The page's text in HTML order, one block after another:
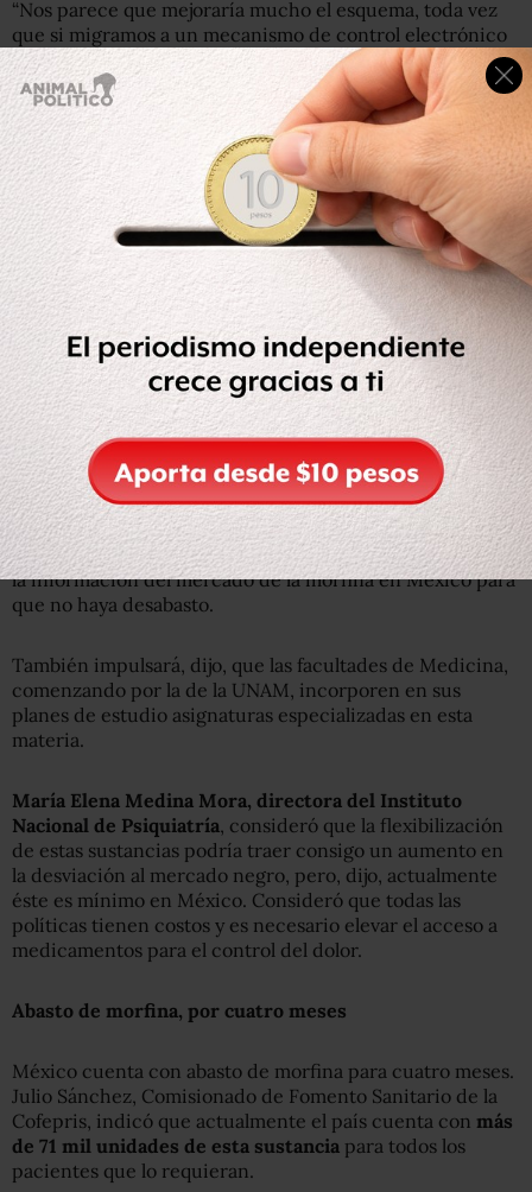
“Nos parece que mejoraría mucho el esquema, toda vez
que si migramos a un mecanismo de control electrónico
de libros vamos a incrementar nuestra capacidad de
revisión tanto en horas administrativas para entregar los
libros como para las actividades de auditoría sanitaria…
En horas utilizadas por la autoridad para hacer los
balances de los libros electrónicos, nos vamos a ahorrar la
mitad de horas administrativas a efecto de hacer los
balances de los libros, esto va a redundar desde luego en
más acceso”, indicó.
Según Arriola, de implementar esta estrategia,México se
convertirá en uno de los pocos países que contaría con
libros de control electrónicos, junto conCosta Rica y
España
, que ya lo hacen y dijo, tienen un mayor acceso a
morfina que México.
Indicó que actualmente se desconoce la cantidad de
productores de morfina en el mercado, las existencias de
producto y su capacidad productiva, así como del
número de farmacias autorizadas para comercializarla,
por la queCofepris creará un directorioque centralice
la información del mercado de la morfina en México para
que no haya desabasto.
También impulsará, dijo, que las facultades de Medicina,
comenzando por la de la UNAM, incorporen en sus
planes de estudio asignaturas especializadas en esta
materia.
María Elena Medina Mora, directora del Instituto
Nacional de Psiquiatría , consideró que la flexibilización
de estas sustancias podría traer consigo un aumento en
la desviación al mercado negro, pero, dijo, actualmente
éste es mínimo en México. Consideró que todas las
políticas tienen costos y es necesario elevar el acceso a
medicamentos para el control del dolor.
Abasto de morfina, por cuatro meses
México cuenta con abasto de morfina para cuatro meses.
Julio Sánchez, Comisionado de Fomento Sanitario de la
Cofepris, indicó que actualmente el país cuenta con más
de 71 mil unidades de esta sustancia para todos los
pacientes que lo requieran.